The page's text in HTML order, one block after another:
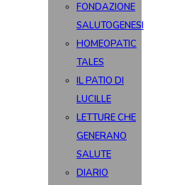
FONDAZIONE
SALUTOGENESI
HOMEOPATIC
TALES
IL PATIO DI
LUCILLE
LETTURE CHE
GENERANO
SALUTE
DIARIO